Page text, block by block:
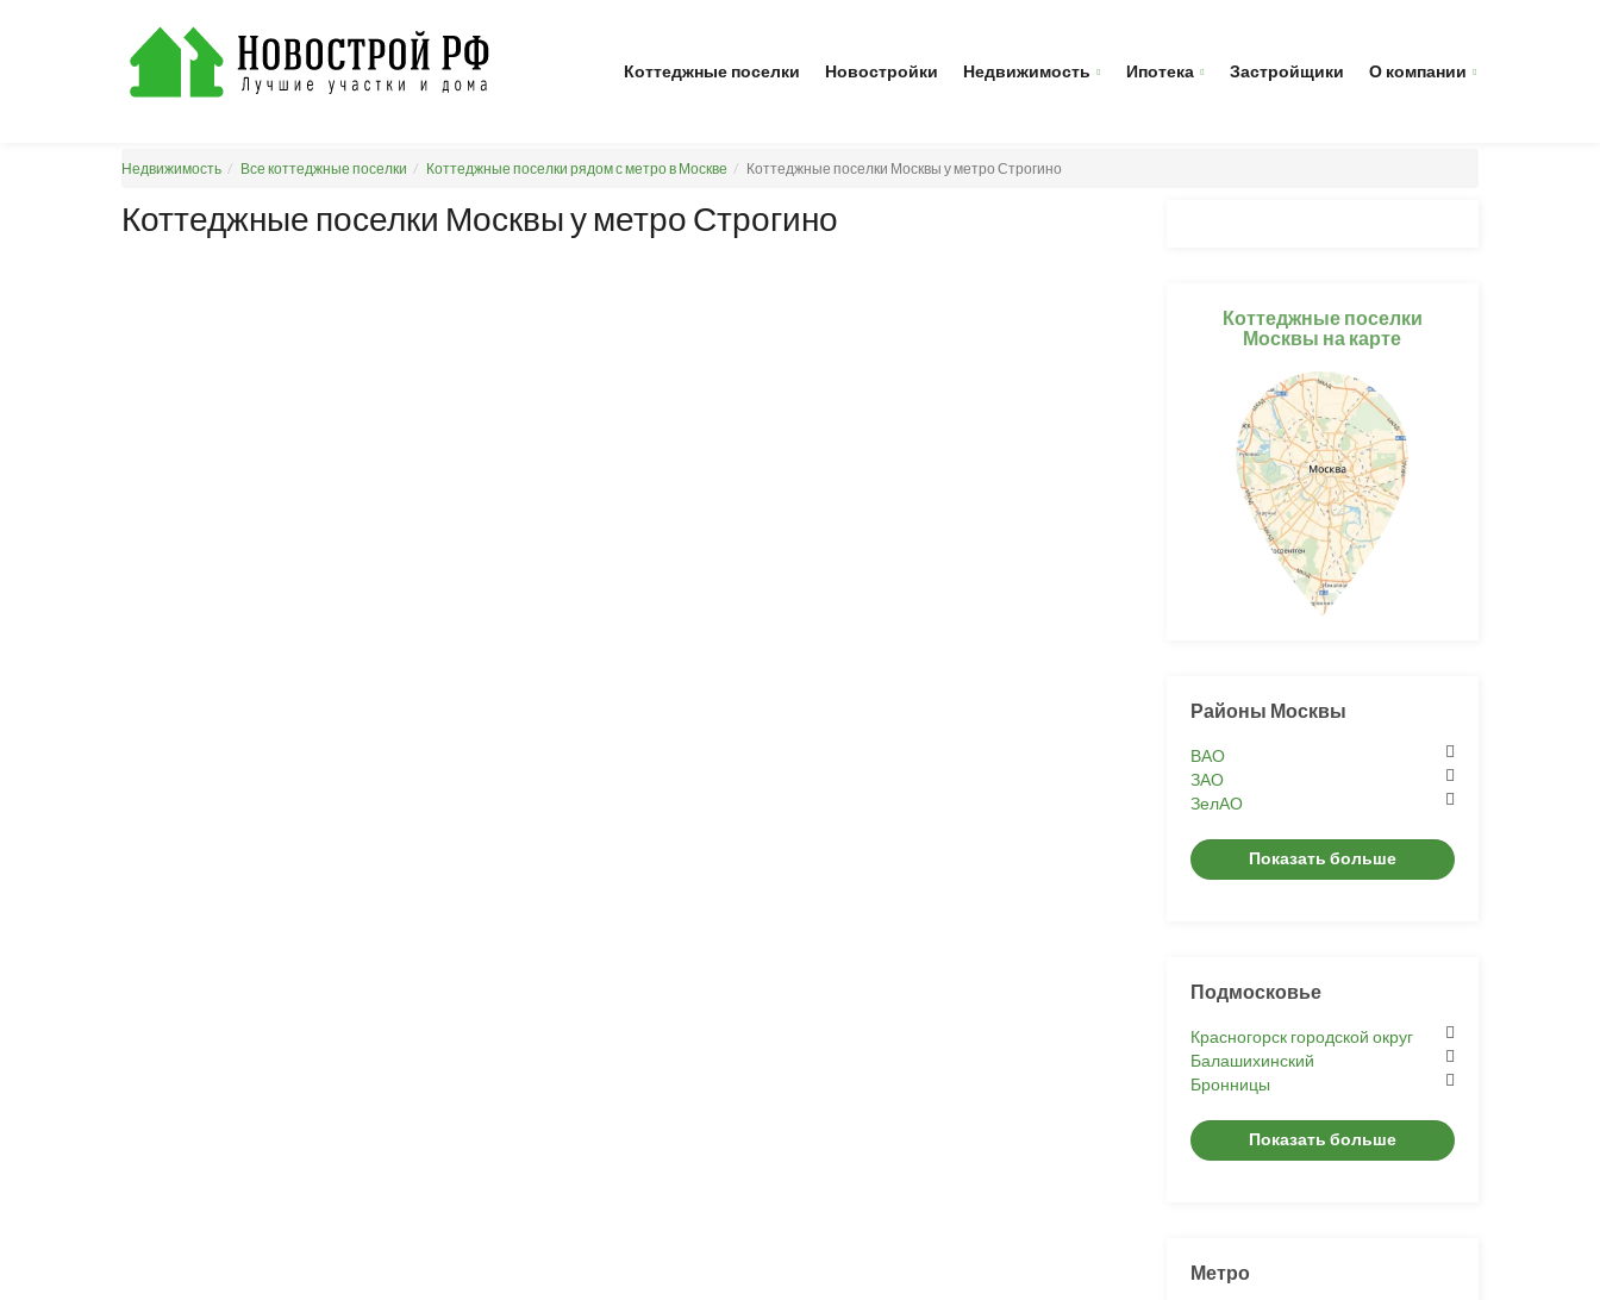
Коттеджные поселки Новостройки Недвижимость Ипотека Застройщики О компании
Недвижимость Все коттеджные поселки Коттеджные поселки рядом с метро в Москве Коттеджные поселки Москвы у метро Строгино
Коттеджные поселки Москвы у метро Строгино
Коттеджные поселки
Москвы на карте
Районы Москвы
ВАО
ЗАО
ЗелАО
Показать больше
Подмосковье
Красногорск городской округ
Балашихинский
Бронницы
Показать больше
Метро